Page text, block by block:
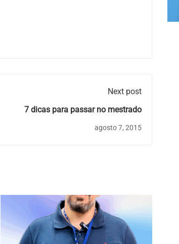
Next post
7 dicas para passar no mestrado
agosto 7, 2015